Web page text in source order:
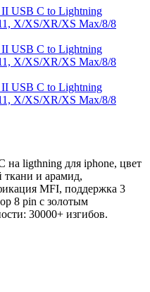
на ligthning для iphone, цвет
ткани и арамид,
MFI, поддержка 3
8 pin с золотым
30000+ изгибов.